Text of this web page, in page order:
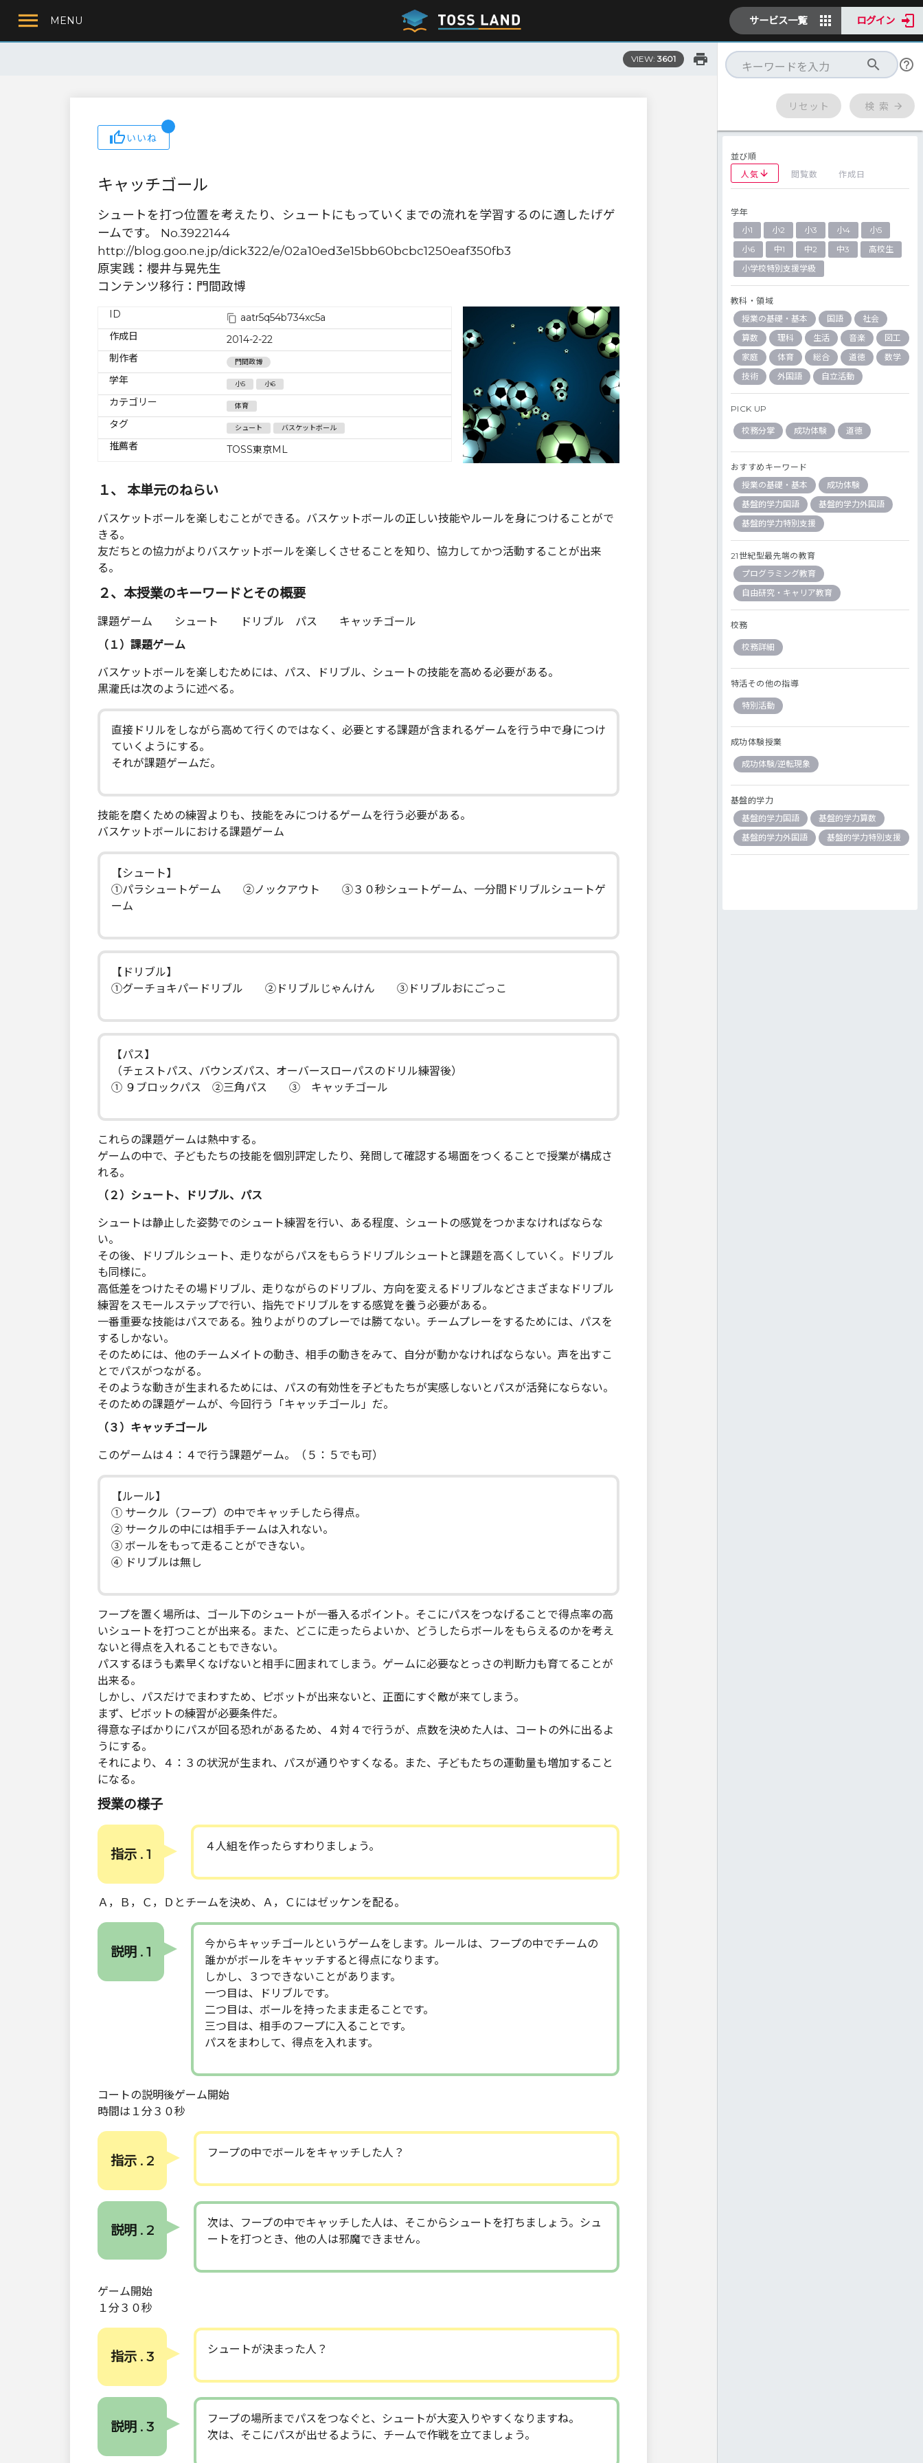
MENU サービス一覧 ログイン
VIEW: 3601
いいね
キャッチゴール
シュートを打つ位置を考えたり、シュートにもっていくまでの流れを学習するのに適したげゲ
ームです。 No.3922144
http://blog.goo.ne.jp/dick322/e/02a10ed3e15bb60bcbc1250eaf350fb3
原実践：櫻井与晃先生
コンテンツ移行：門間政博
ID
aatr5q54b734xc5a
作成日
2014-2-22
制作者
門間政博
学年 小5 小6
カテゴリー 体育
タグ シュート バスケットボール
推薦者 TOSS東京ML
１、 本単元のねらい
バスケットボールを楽しむことができる。バスケットボールの正しい技能やルールを身につけることがで
きる。
友だちとの協力がよりバスケットボールを楽しくさせることを知り、協力してかつ活動することが出来
る。
２、本授業のキーワードとその概要
課題ゲーム シュート ドリブル パス キャッチゴール
（１）課題ゲーム
バスケットボールを楽しむためには、パス、ドリブル、シュートの技能を高める必要がある。
黒瀧氏は次のように述べる。
直接ドリルをしながら高めて行くのではなく、必要とする課題が含まれるゲームを行う中で身につけ
ていくようにする。
それが課題ゲームだ。
技能を磨くための練習よりも、技能をみにつけるゲームを行う必要がある。
バスケットボールにおける課題ゲーム
【シュート】
①パラシュートゲーム ②ノックアウト ③３０秒シュートゲーム、一分間ドリブルシュートゲ
ーム
【ドリブル】
①グーチョキパードリブル ②ドリブルじゃんけん ③ドリブルおにごっこ
【パス】
（チェストパス、バウンズパス、オーバースローパスのドリル練習後）
① ９ブロックパス ②三角パス ③ キャッチゴール
これらの課題ゲームは熱中する。
ゲームの中で、子どもたちの技能を個別評定したり、発問して確認する場面をつくることで授業が構成さ
れる。
（２）シュート、ドリブル、パス
シュートは静止した姿勢でのシュート練習を行い、ある程度、シュートの感覚をつかまなければならな
い。
その後、ドリブルシュート、走りながらパスをもらうドリブルシュートと課題を高くしていく。ドリブル
も同様に。
高低差をつけたその場ドリブル、走りながらのドリブル、方向を変えるドリブルなどさまざまなドリブル
練習をスモールステップで行い、指先でドリブルをする感覚を養う必要がある。
一番重要な技能はパスである。独りよがりのプレーでは勝てない。チームプレーをするためには、パスを
するしかない。
そのためには、他のチームメイトの動き、相手の動きをみて、自分が動かなければならない。声を出すこ
とでパスがつながる。
そのような動きが生まれるためには、パスの有効性を子どもたちが実感しないとパスが活発にならない。
そのための課題ゲームが、今回行う「キャッチゴール」だ。
（３）キャッチゴール
このゲームは４：４で行う課題ゲーム。（５：５でも可）
【ルール】
① サークル（フープ）の中でキャッチしたら得点。
② サークルの中には相手チームは入れない。
③ ボールをもって走ることができない。
④ ドリブルは無し
フープを置く場所は、ゴール下のシュートが一番入るポイント。そこにパスをつなげることで得点率の高
いシュートを打つことが出来る。また、どこに走ったらよいか、どうしたらボールをもらえるのかを考え
ないと得点を入れることもできない。
パスするほうも素早くなげないと相手に囲まれてしまう。ゲームに必要なとっさの判断力も育てることが
出来る。
しかし、パスだけでまわすため、ピボットが出来ないと、正面にすぐ敵が来てしまう。
まず、ピボットの練習が必要条件だ。
得意な子ばかりにパスが回る恐れがあるため、４対４で行うが、点数を決めた人は、コートの外に出るよ
うにする。
それにより、４：３の状況が生まれ、パスが通りやすくなる。また、子どもたちの運動量も増加すること
になる。
授業の様子
指示 . 1 ４人組を作ったらすわりましょう。
Ａ，Ｂ，Ｃ，Ｄとチームを決め、Ａ，Ｃにはゼッケンを配る。
説明 . 1
今からキャッチゴールというゲームをします。ルールは、フープの中でチームの
誰かがボールをキャッチすると得点になります。
しかし、３つできないことがあります。
一つ目は、ドリブルです。
二つ目は、ボールを持ったまま走ることです。
三つ目は、相手のフープに入ることです。
パスをまわして、得点を入れます。
コートの説明後ゲーム開始
時間は１分３０秒
指示 . 2 フープの中でボールをキャッチした人？
説明 . 2
次は、フープの中でキャッチした人は、そこからシュートを打ちましょう。シュ
ートを打つとき、他の人は邪魔できません。
ゲーム開始
１分３０秒
指示 . 3 シュートが決まった人？
説明 . 3
フープの場所までパスをつなぐと、シュートが大変入りやすくなりますね。
次は、そこにパスが出せるように、チームで作戦を立てましょう。
リセット 検 索
並び順
人気
閲覧数 作成日
学年
小1
小2 小3 小4
小5
小6
中1 中2 中3
高校生
小学校特別支援学級
教科・領域
授業の基礎・基本
国語
社会
算数
理科 生活 音楽
図工
家庭
体育 総合 道徳
数学
技術
外国語 自立活動
PICK UP
校務分掌 成功体験 道徳
おすすめキーワード
授業の基礎・基本
成功体験
基盤的学力国語
基盤的学力外国語
基盤的学力特別支援
21世紀型最先端の教育
プログラミング教育
自由研究・キャリア教育
校務
校務詳細
特活その他の指導
特別活動
成功体験授業
成功体験/逆転現象
基盤的学力
基盤的学力国語
基盤的学力算数
基盤的学力外国語
基盤的学力特別支援